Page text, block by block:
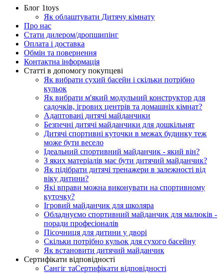
Блог 1toys
Як облаштувати Дитячу кімнату
Про нас
Стати дилером/дропшипінг
Оплата і доставка
Обмін та повернення
Контактна інформація
Статті в допомогу покупцеві
Як вибрати сухий басейн і скільки потрібно
кульок
Як вибрати м'який модульний конструктор для
садочків, ігрових центрів та домашніх кімнат?
Адаптовані дитячі майданчики
Безпечні дитячі майданчики для дошкільнят
Дитячі спортивні куточки в межах будинку теж
може бути весело
Ідеальний спортивний майданчик - який він?
З яких матеріалів має бути дитячий майданчик?
Як підібрати дитячі тренажери в залежності від
віку дитини?
Які вправи можна виконувати на спортивному
куточку?
Ігровий майданчик для школяра
Обладнуємо спортивний майданчик для малюків -
поради професіоналів
Пісочниця для дитини у дворі
Скільки потрібно кульок для сухого басейну
Як встановити дитячий майданчик
Сертифікати відповідності
Сангіг таСертифікати відповідності